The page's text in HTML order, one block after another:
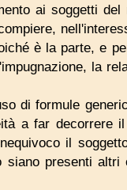
ai soggetti del
è la parte, e
la
di formule
a far decorrere
il
siano presenti altri